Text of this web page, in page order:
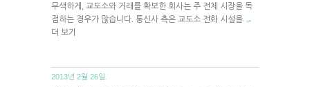
무색하게, 교도소와 거래를 확보한 회사는 주 전체 시장을 독
점하는 경우가 많습니다. 통신사 측은 교도소 전화 시설을 →
더 보기
2013년 2월 26일.